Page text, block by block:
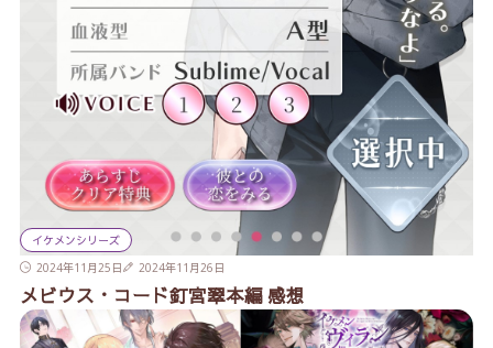
イケメンシリーズ
2024年11月25日
2024年11月26日
メビウス・コード釘宮翠本編 感想